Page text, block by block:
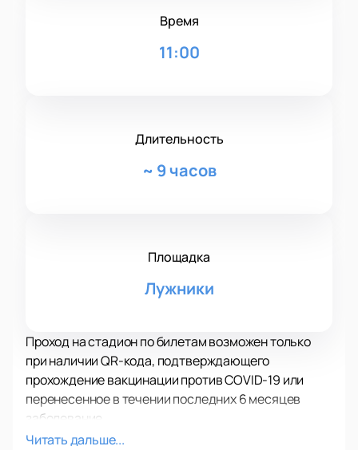
Время
11:00
Длительность
~ 9 часов
Площадка
Лужники
Проход на стадион по билетам возможен только
при наличии QR-кода, подтверждающего
прохождение вакцинации против COVID-19 или
перенесенное в течении последних 6 месяцев
заболевание.
Простой ПЦР тест не будет действовать.
Читать дальше...